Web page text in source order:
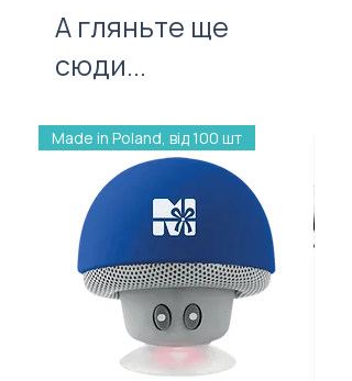
А гляньте ще
сюди...
Made in Poland, від 100 шт